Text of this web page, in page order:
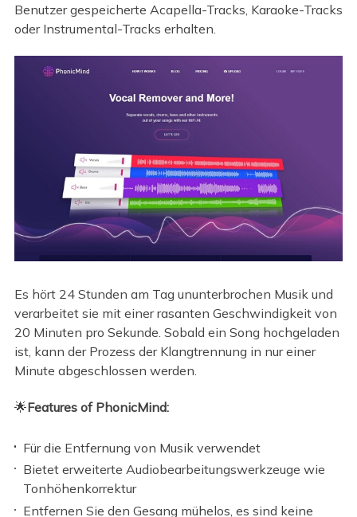
Benutzer gespeicherte Acapella-Tracks, Karaoke-Tracks
oder Instrumental-Tracks erhalten.
Es hört 24 Stunden am Tag ununterbrochen Musik und
verarbeitet sie mit einer rasanten Geschwindigkeit von
20 Minuten pro Sekunde. Sobald ein Song hochgeladen
ist, kann der Prozess der Klangtrennung in nur einer
Minute abgeschlossen werden.
🌟Features of PhonicMind:
Für die Entfernung von Musik verwendet
Bietet erweiterte Audiobearbeitungswerkzeuge wie
Tonhöhenkorrektur
Entfernen Sie den Gesang mühelos, es sind keine